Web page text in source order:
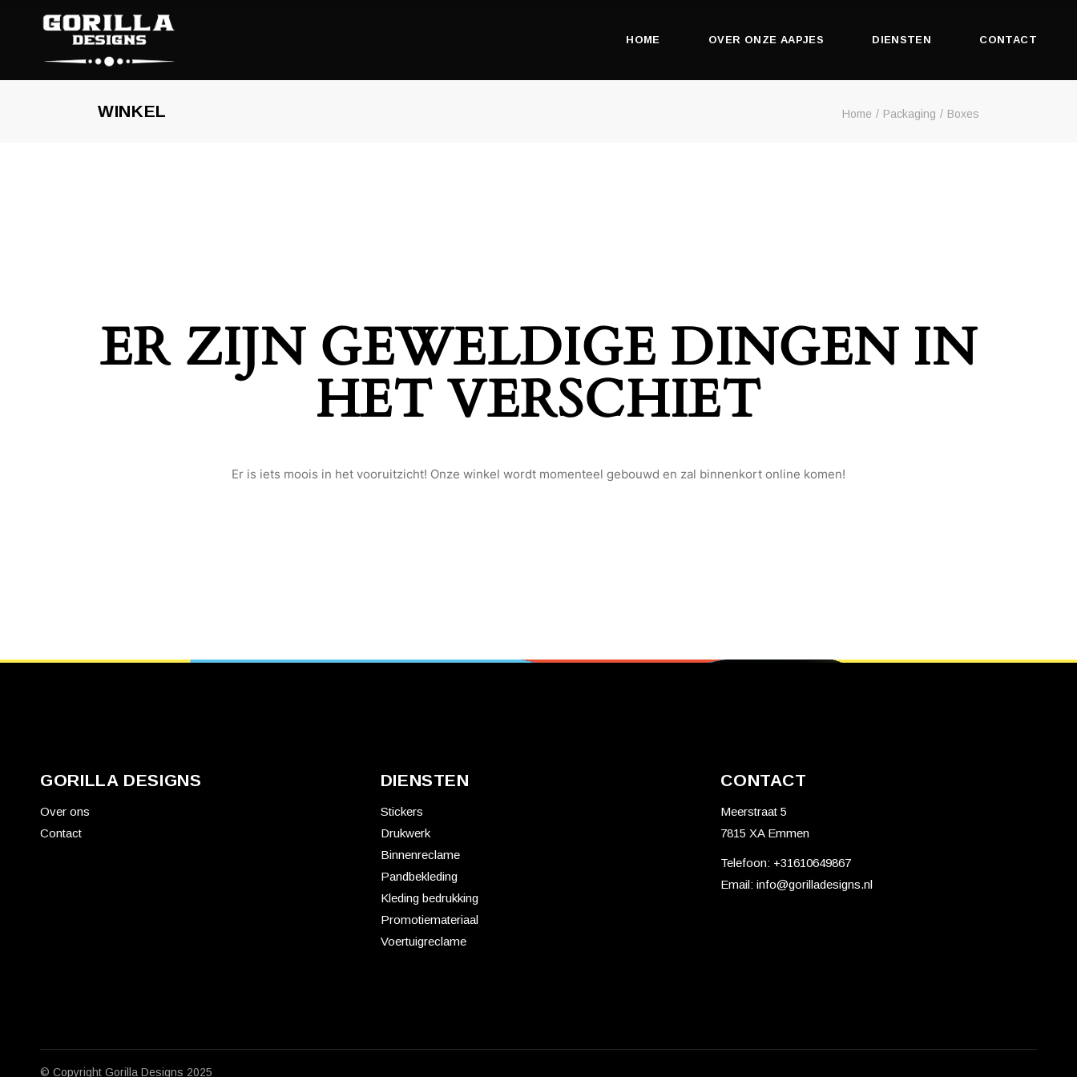
HOME OVER ONZE AAPJES DIENSTEN
Stickers
CONTACT
Stickers
WINKEL Home Packaging Boxes
ER ZIJN GEWELDIGE DINGEN IN
HET VERSCHIET
Er is iets moois in het vooruitzicht! Onze winkel wordt momenteel gebouwd en zal binnenkort online komen!
GORILLA DESIGNS
Over ons
Contact
DIENSTEN
Stickers
Drukwerk
Binnenreclame
Pandbekleding
Kleding bedrukking
Promotiemateriaal
Voertuigreclame
CONTACT
Meerstraat 5
7815 XA Emmen
Telefoon: +31610649867
Email:info@gorilladesigns.nl
© Copyright Gorilla Designs 2025